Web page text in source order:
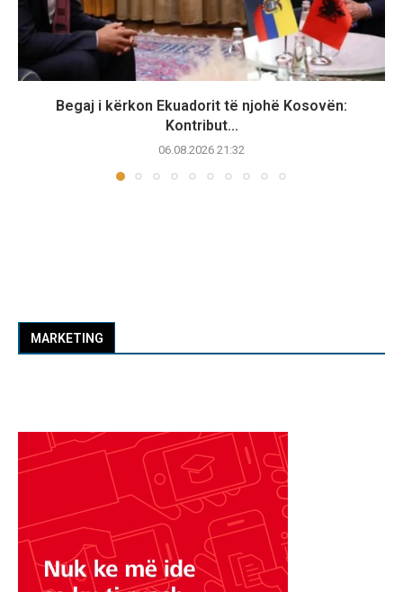
Begaj i kërkon Ekuadorit të njohë Kosovën:
Kontribut...
06.08.2026 21:32
MARKETING